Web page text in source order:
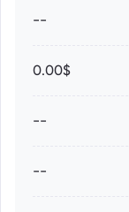
--
0.00$
--
--